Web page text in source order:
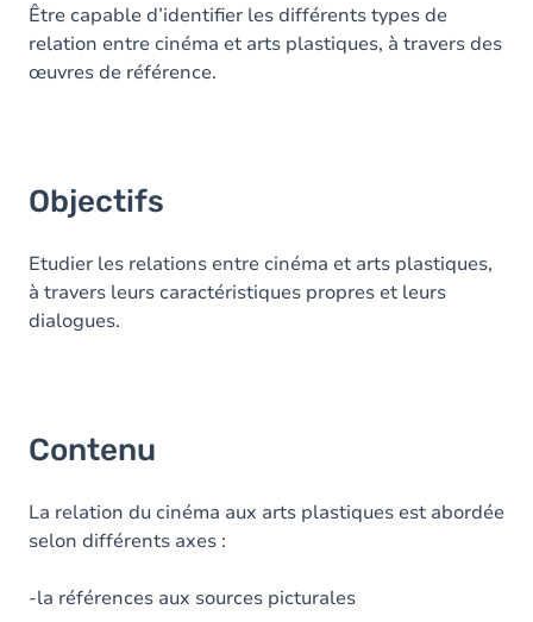
Contenu
Table des matières
Être capable d’identifier les différents types de
relation entre cinéma et arts plastiques, à travers des
œuvres de référence.
Objectifs
Etudier les relations entre cinéma et arts plastiques,
à travers leurs caractéristiques propres et leurs
dialogues.
Contenu
La relation du cinéma aux arts plastiques est abordée
selon différents axes :
-la références aux sources picturales